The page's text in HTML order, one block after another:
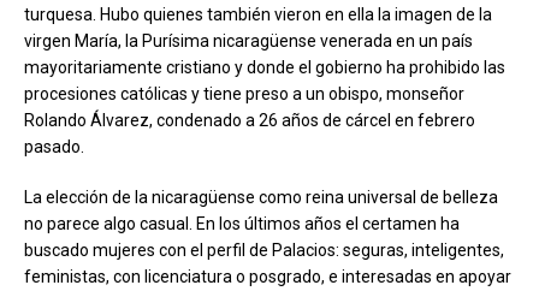
turquesa. Hubo quienes también vieron en ella la imagen de la
virgen María, la Purísima nicaragüense venerada en un país
mayoritariamente cristiano y donde el gobierno ha prohibido las
procesiones católicas y tiene preso a un obispo, monseñor
Rolando Álvarez, condenado a 26 años de cárcel en febrero
pasado.
La elección de la nicaragüense como reina universal de belleza
no parece algo casual. En los últimos años el certamen ha
buscado mujeres con el perfil de Palacios: seguras, inteligentes,
feministas, con licenciatura o posgrado, e interesadas en apoyar